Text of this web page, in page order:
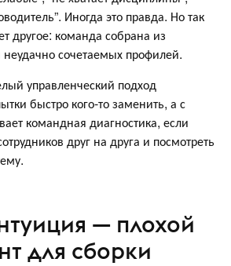
Иногда это правда. Но так
другое: команда собрана из
сочетаемых профилей.
управленческий подход
быстро кого-то заменить, а с
командная диагностика, если
друг на друга и посмотреть
— плохой
для сборки